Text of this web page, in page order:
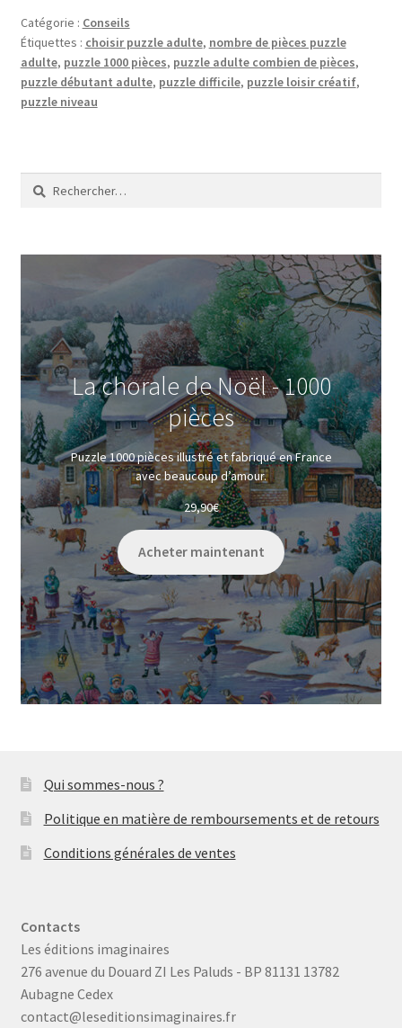
Catégorie : Conseils
Étiquettes : choisir puzzle adulte, nombre de pièces puzzle
adulte, puzzle 1000 pièces, puzzle adulte combien de pièces,
puzzle débutant adulte, puzzle difficile, puzzle loisir créatif,
puzzle niveau
Rechercher :
La chorale de Noël - 1000
pièces
Puzzle 1000 pièces illustré et fabriqué en France
avec beaucoup d’amour.
29,90€
Acheter maintenant
Qui sommes-nous ?
Politique en matière de remboursements et de retours
Conditions générales de ventes
Contacts
Les éditions imaginaires
276 avenue du Douard ZI Les Paluds - BP 81131 13782
Aubagne Cedex
contact@leseditionsimaginaires.fr